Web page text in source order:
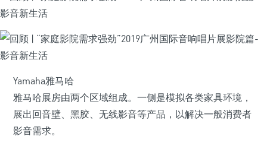
Yamaha雅马哈
雅马哈展房由两个区域组成。一侧是模拟各类家具环境，
展出回音壁、黑胶、无线影音等产品，以解决一般消费者
影音需求。